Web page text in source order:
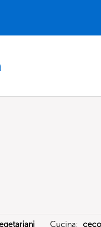
Cucina: ceco